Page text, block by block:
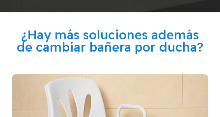
¿Hay más soluciones además
de cambiar bañera por ducha?